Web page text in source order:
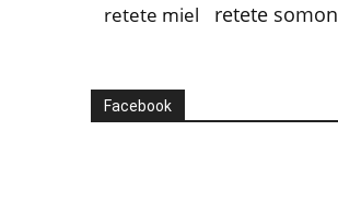
retete miel retete somon
Facebook